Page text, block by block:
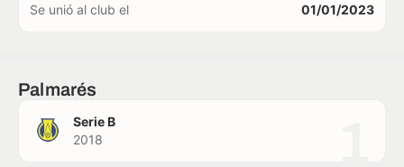
Se unió al club el 01/01/2023
Palmarés
Serie B
2018